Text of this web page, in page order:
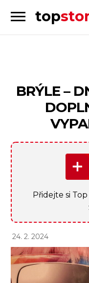
Skip
to
Skip
to
top
lidi
BRÝLE –
Přidejte si
24. 2. 2024